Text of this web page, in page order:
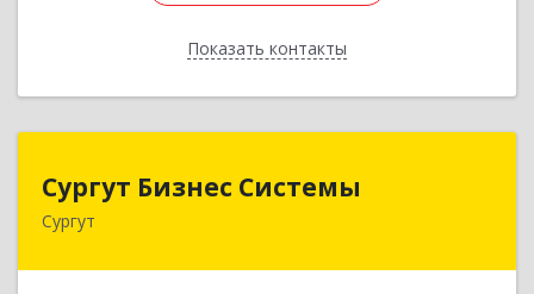
Показать контакты
Назад
Сургут Бизнес Системы
Сургут
628406, Ханты-Мансийский Автономный округ